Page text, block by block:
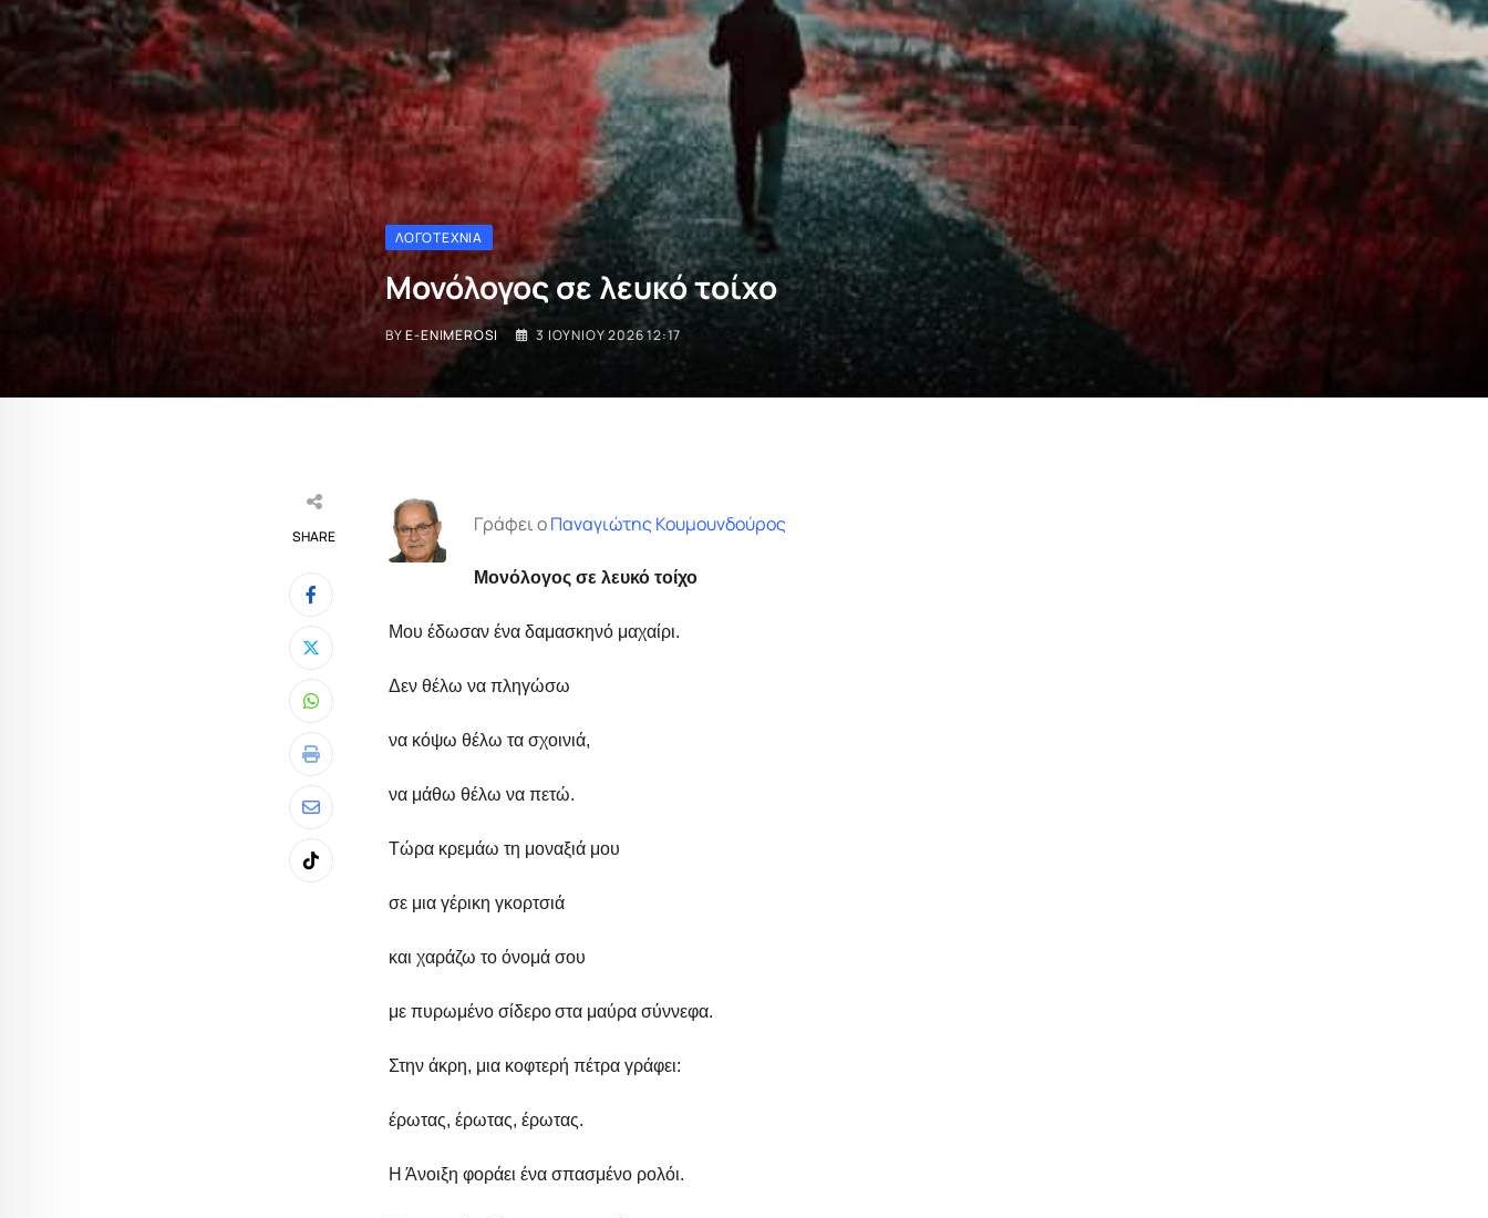
ΛΟΓΟΤΕΧΝΊΑ
Μονόλογος σε λευκό τοίχο
BYE-ENIMEROSI 3 ΙΟΥΝΊΟΥ 2026 12:17
SHARE
Whatsapp
Print
Share
via
Email
Tiktok
Γράφει οΠαναγιώτης Κουμουνδούρος
Μονόλογος σε λευκό τοίχο
Μου έδωσαν ένα δαμασκηνό μαχαίρι.
Δεν θέλω να πληγώσω
να κόψω θέλω τα σχοινιά,
να μάθω θέλω να πετώ.
Τώρα κρεμάω τη μοναξιά μου
σε μια γέρικη γκορτσιά
και χαράζω το όνομά σου
με πυρωμένο σίδεροστα μαύρα σύννεφα.
Στην άκρη, μια κοφτερή πέτρα γράφει:
έρωτας, έρωτας, έρωτας.
Η Άνοιξη φοράει ένα σπασμένο ρολόι.